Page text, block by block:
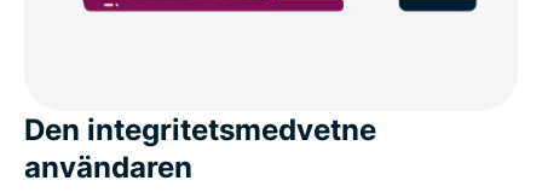
Den integritetsmedvetne
användaren